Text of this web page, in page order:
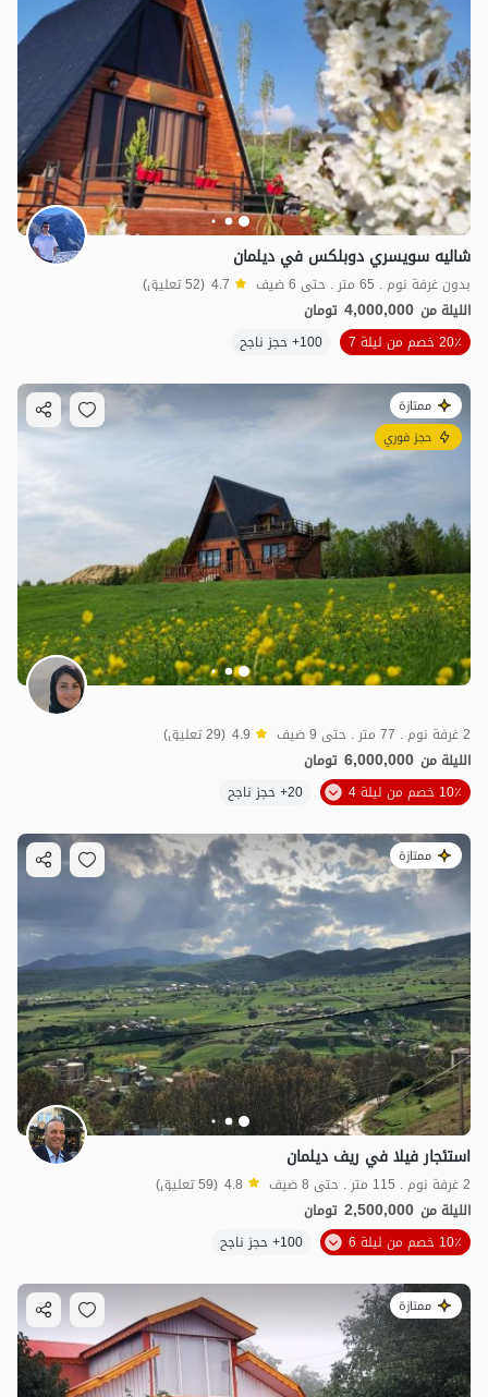
شاليه سويسري دوبلكس في ديلمان
بدون غرفة نوم . 65 متر . حتى 6 ضيف 4.7 (52 تعليق)
الليلة من 4,000,000 تومان
20٪ خصم من ليلة 7
100+ حجز ناجح
ممتازة
حجز فوري
2 غرفة نوم . 77 متر . حتى 9 ضيف 4.9 (29 تعليق)
الليلة من 6,000,000 تومان
10٪ خصم من ليلة 4
20+ حجز ناجح
ممتازة
استئجار فيلا في ريف ديلمان
2 غرفة نوم . 115 متر . حتى 8 ضيف 4.8 (59 تعليق)
الليلة من 2,500,000 تومان
10٪ خصم من ليلة 6
100+ حجز ناجح
ممتازة